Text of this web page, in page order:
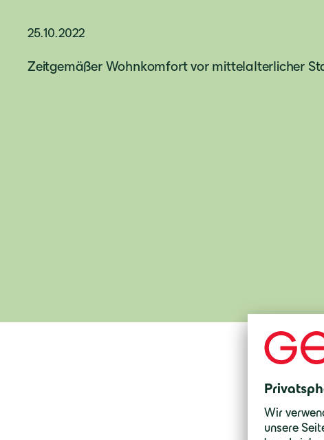
25.10.2022
Zeitgemäßer Wohnkomfort vor mittelalterlicher